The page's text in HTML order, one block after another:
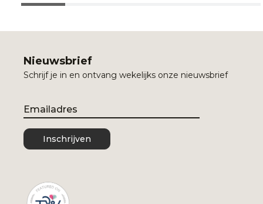
Nieuwsbrief
Schrijf je in en ontvang wekelijks onze nieuwsbrief
Email
Inschrijven